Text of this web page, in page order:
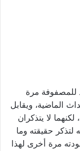
للمصفوفة مرة
الماضية، ويقابل
لا يتذكران
حقيقته وما
مرة أخرى لهذا